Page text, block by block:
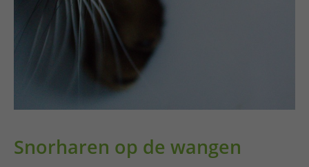
Snorharen op de wangen